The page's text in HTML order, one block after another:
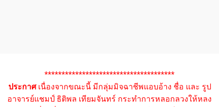
**************************************
ประกาศเนื่องจากขณะนี้ มีกลุ่มมิจฉาชีพแอบอ้าง ชื่อ และ รูป
อาจารย์แชมป์ ธิติพล เทียมจันทร์ กระทำการหลอกลวงให้หลง